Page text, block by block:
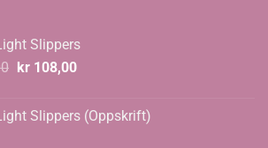
Slippers
Opprinnelig
kr 124,00.
kr108,00Nåværende
kr 108,00.
Slippers (Oppskrift)